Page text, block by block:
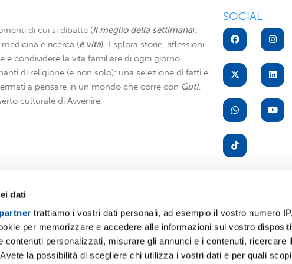
dati
trattiamo i vostri dati personali, ad esempio il vostro numero
per memorizzare e accedere alle informazioni sul vostro
contenuti personalizzati, misurare gli annunci e i contenuti, ricercare
la possibilità di scegliere chi utilizza i vostri dati e per quali
di cui si dibatte (Il meglio della settimana).
e ricerca (è vita). Esplora storie, riflessioni
e condividere la vita familiare di ogni giorno
di religione (e non solo): una selezione di fatti e
a pensare in un mondo che corre con Gut!,
culturale di Avvenire.
SOCIAL